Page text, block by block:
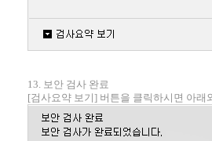
13. 보안 검사 완료
[검사요약 보기] 버튼을 클릭하시면 아래